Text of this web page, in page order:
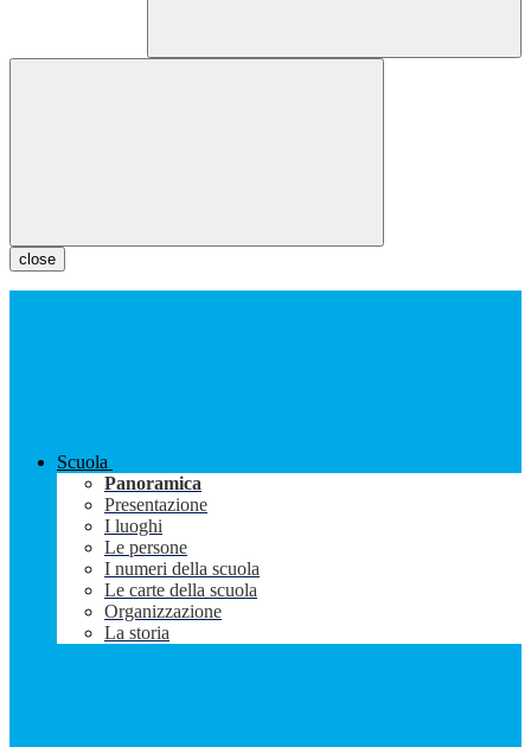
close
Scuola
Panoramica
Presentazione
I luoghi
Le persone
I numeri della scuola
Le carte della scuola
Organizzazione
La storia